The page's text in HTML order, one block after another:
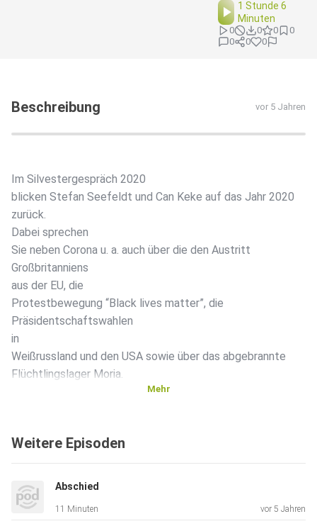
1 Stunde 6
Minuten
0 0 0
0
0
0 0
Beschreibung vor 5 Jahren
Im Silvestergespräch 2020
blicken Stefan Seefeldt und Can Keke auf das Jahr 2020
zurück.
Dabei sprechen
Sie neben Corona u. a. auch über die den Austritt
Großbritanniens
aus der EU, die
Protestbewegung “Black lives matter”, die
Präsidentschaftswahlen
in
Weißrussland und den USA sowie über das abgebrannte
Flüchtlingslager Moria.
Vieraugengesprächs
Sendung auf 6
Jahre und 66
Folgen “Vieraugengespräch” zurück.
Mehr
Weitere Episoden
Abschied
11 Minuten vor 5 Jahren